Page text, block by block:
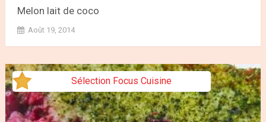
Melon lait de coco
Août 19, 2014
Sélection Focus Cuisine